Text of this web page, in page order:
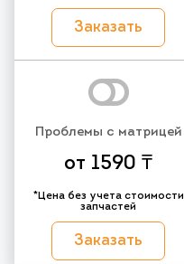
Заказать
Проблемы с матрицей
от 1590 ₸
*Цена без учета стоимости
запчастей
Заказать